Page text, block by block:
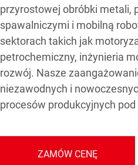
przyrostowej obróbki metali,
spawalniczymi i mobilną
sektorach takich jak
petrochemiczny, inżynieria
rozwój. Nasze
niezawodnych i
procesów produkcyjnych
ZAMÓW CENĘ